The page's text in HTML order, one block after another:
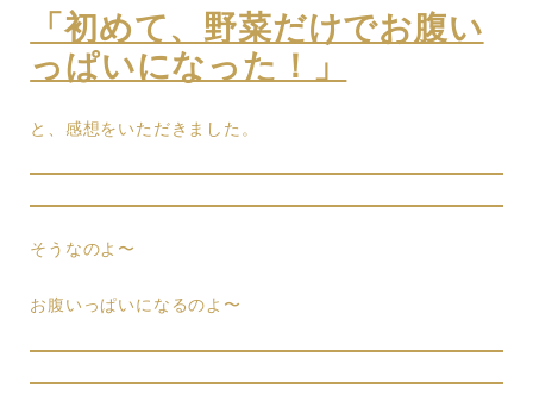
「初めて、野菜だけでお腹い
っぱいになった！」
と、感想をいただきました。
そうなのよ〜
お腹いっぱいになるのよ〜